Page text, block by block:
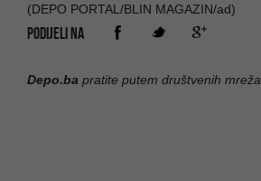
(DEPO PORTAL/BLIN MAGAZIN/ad)
PODIJELI NA
Depo.ba pratite putem društvenih mreža